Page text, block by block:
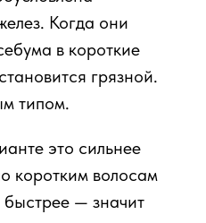
Когда они
в короткие
грязной.
типом.
это сильнее
коротким волосам
быстрее — значит